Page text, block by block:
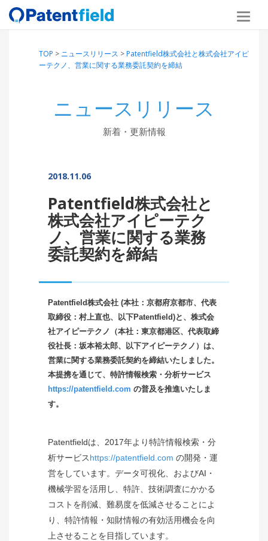
TOP > ニュースリリース >Patentfield株式会社と株式会社アイピ
ーテクノ、営業に関する業務委託契約を締結
ニュースリリース
新着・更新情報
2018.11.06
Patentfield株式会社と
株式会社アイピーテク
ノ、営業に関する業務
委託契約を締結
Patentfield株式会社 (本社：京都府京都市、代表
取締役：村上直也、以下Patentfield)と、株式会
社アイピーテクノ（本社：東京都港区、代表取締
役社長：坂本裕太郎、以下アイピーテクノ）は、
営業に関する業務委託契約を締結いたしました。
本提携を通じて、特許情報検索・分析サービス
https://patentfield.com の普及を推進いたしま
す。
Patentfieldは、2017年より特許情報検索・分
析サービスhttps://patentfield.com の開発・運
営をしています。データ可視化、およびAI・
機械学習を活用し、特許、技術調査にかかる
コストを削減、難易度を低減させることによ
り、特許情報・知財情報の有効活用機会を向
上させることを目指しています。